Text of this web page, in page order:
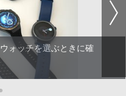
ォッチを選ぶときに確